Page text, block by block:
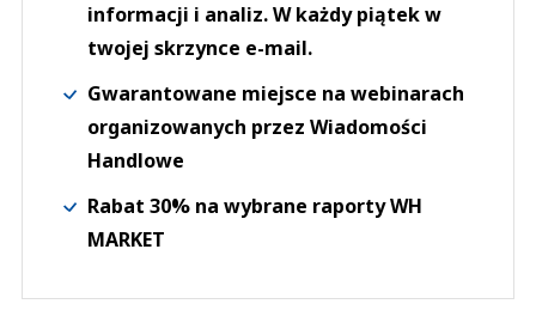
informacji i analiz. W każdy piątek w
twojej skrzynce e-mail.
Gwarantowane miejsce na webinarach
organizowanych przez Wiadomości
Handlowe
Rabat 30% na wybrane raporty WH
MARKET